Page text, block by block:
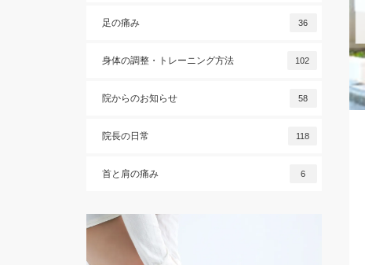
足の痛み 36
身体の調整・トレーニング方法 102
院からのお知らせ 58
院長の日常 118
首と肩の痛み 6